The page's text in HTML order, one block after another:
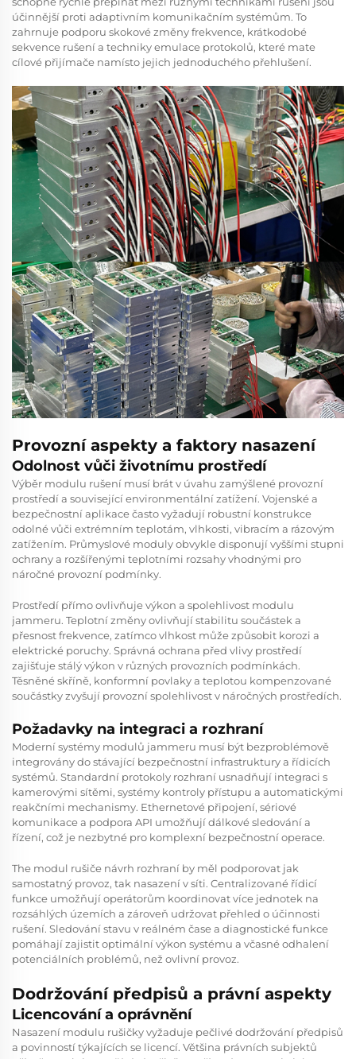
účinnější proti adaptivním komunikačním systémům. To
zahrnuje podporu skokové změny frekvence, krátkodobé
sekvence rušení a techniky emulace protokolů, které mate
cílové přijímače namísto jejich jednoduchého přehlušení.
Provozní aspekty a faktory nasazení
Odolnost vůči životnímu prostředí
Výběr modulu rušení musí brát v úvahu zamýšlené provozní
prostředí a související environmentální zatížení. Vojenské a
bezpečnostní aplikace často vyžadují robustní konstrukce
odolné vůči extrémním teplotám, vlhkosti, vibracím a rázovým
zatížením. Průmyslové moduly obvykle disponují vyššími stupni
ochrany a rozšířenými teplotními rozsahy vhodnými pro
náročné provozní podmínky.
Prostředí přímo ovlivňuje výkon a spolehlivost modulu
jammeru. Teplotní změny ovlivňují stabilitu součástek a
přesnost frekvence, zatímco vlhkost může způsobit korozi a
elektrické poruchy. Správná ochrana před vlivy prostředí
zajišťuje stálý výkon v různých provozních podmínkách.
Těsněné skříně, konformní povlaky a teplotou kompenzované
součástky zvyšují provozní spolehlivost v náročných prostředích.
Požadavky na integraci a rozhraní
Moderní systémy modulů jammeru musí být bezproblémově
integrovány do stávající bezpečnostní infrastruktury a řídicích
systémů. Standardní protokoly rozhraní usnadňují integraci s
kamerovými sítěmi, systémy kontroly přístupu a automatickými
reakčními mechanismy. Ethernetové připojení, sériové
komunikace a podpora API umožňují dálkové sledování a
řízení, což je nezbytné pro komplexní bezpečnostní operace.
The modul rušiče návrh rozhraní by měl podporovat jak
samostatný provoz, tak nasazení v síti. Centralizované řídicí
funkce umožňují operátorům koordinovat více jednotek na
rozsáhlých územích a zároveň udržovat přehled o účinnosti
rušení. Sledování stavu v reálném čase a diagnostické funkce
pomáhají zajistit optimální výkon systému a včasné odhalení
potenciálních problémů, než ovlivní provoz.
Dodržování předpisů a právní aspekty
Licencování a oprávnění
Nasazení modulu rušičky vyžaduje pečlivé dodržování předpisů
a povinností týkajících se licencí. Většina právních subjektů